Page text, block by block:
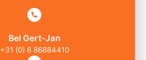
Bel Gert-Jan
+31 (0) 6 86884410